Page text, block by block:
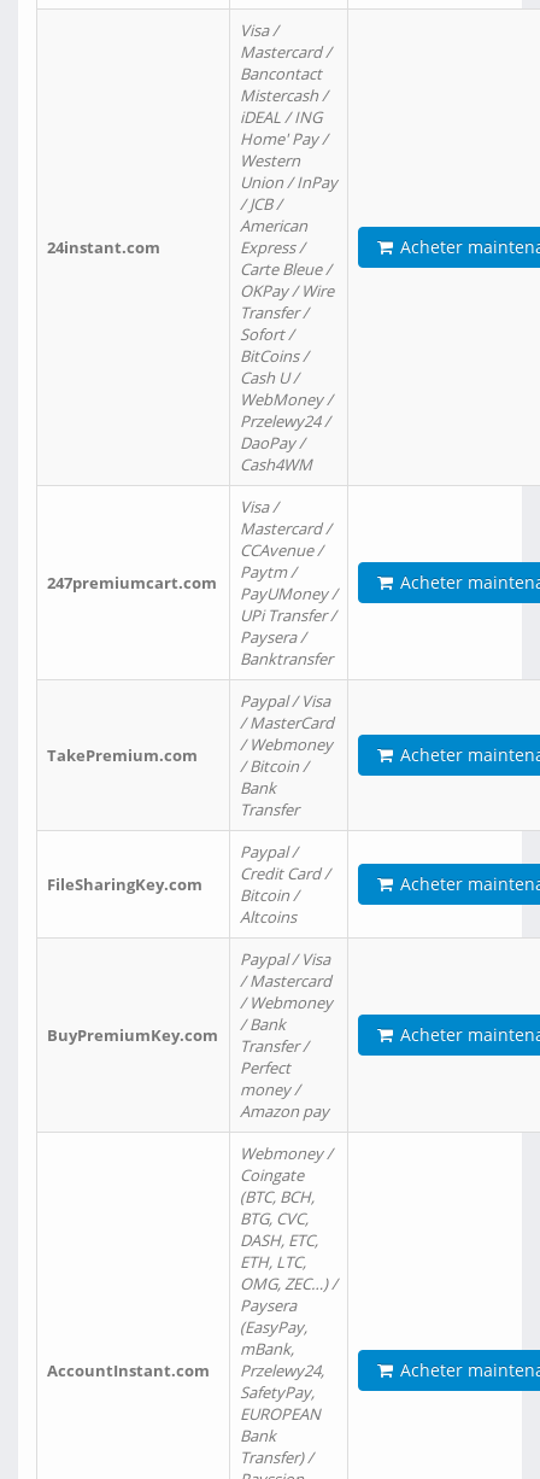
24instant.com
Visa /
Mastercard /
Bancontact
Mistercash /
iDEAL / ING
Home' Pay /
Western
Union / InPay
/ JCB /
American
Express /
Carte Bleue /
OKPay / Wire
Transfer /
Sofort /
BitCoins /
Cash U /
WebMoney /
Przelewy24 /
DaoPay /
Cash4WM
Acheter
247premiumcart.com
Visa /
Mastercard /
CCAvenue /
Paytm /
PayUMoney /
UPi Transfer /
Paysera /
Banktransfer
Acheter
TakePremium.com
Paypal / Visa
/ MasterCard
/ Webmoney
/ Bitcoin /
Bank
Transfer
Acheter
FileSharingKey.com
Paypal /
Credit Card /
Bitcoin /
Altcoins
Acheter
BuyPremiumKey.com
Paypal / Visa
/ Mastercard
/ Webmoney
/ Bank
Transfer /
Perfect
money /
Amazon pay
Acheter
AccountInstant.com
Webmoney /
Coingate
(BTC, BCH,
BTG, CVC,
DASH, ETC,
ETH, LTC,
OMG, ZEC…) /
Paysera
(EasyPay,
mBank,
Przelewy24,
SafetyPay,
EUROPEAN
Bank
Transfer) /
Acheter